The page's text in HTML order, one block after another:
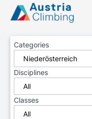
Categories
Disciplines
Classes